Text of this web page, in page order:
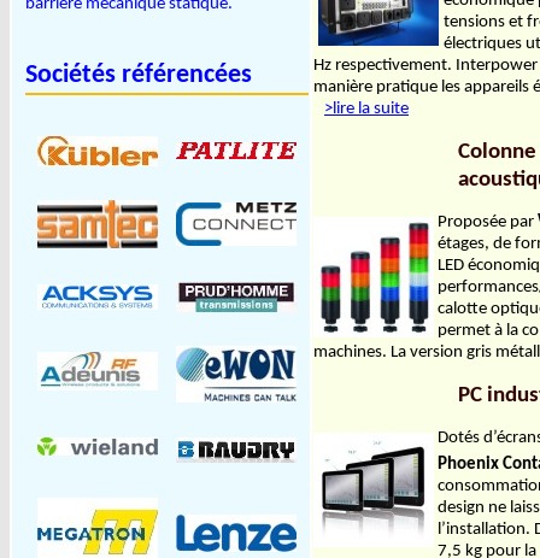
barrière mécanique statique.
Sociétés référencées
tensions et
électriques
Hz respectivement.
manière pratique les appareils
>lire la suite
Proposée par
étages, de
LED
calotte
permet à la
machines. La version gris
PC
Dotés
Phoenix
design ne
l’installation.
7,5 kg pour